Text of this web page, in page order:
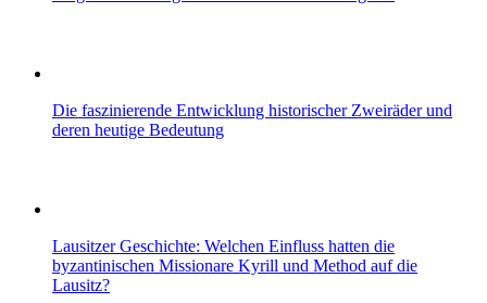
Die faszinierende Entwicklung historischer Zweiräder und
deren heutige Bedeutung
Lausitzer Geschichte: Welchen Einfluss hatten die
byzantinischen Missionare Kyrill und Method auf die
Lausitz?